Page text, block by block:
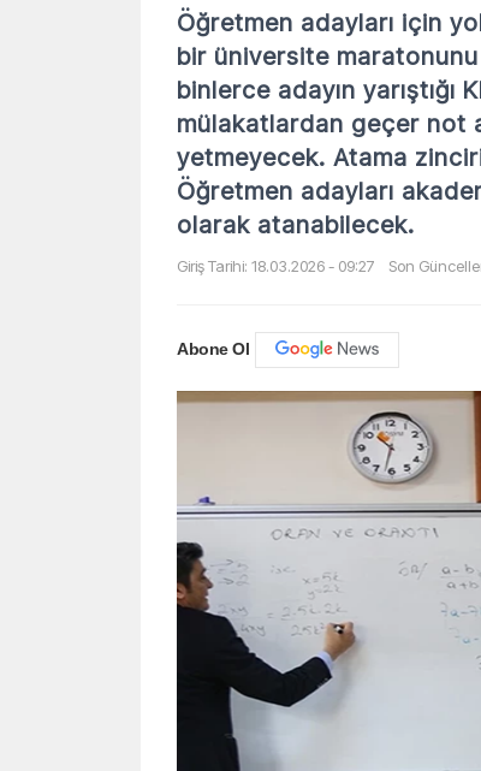
Öğretmen adayları için
bir üniversite
binlerce adayın
mülakatlardan geçer not
yetmeyecek. Atama
Öğretmen adayları
olarak atanabilecek.
Giriş Tarihi: 18.03.2026 - 09:27 Son
Abone Ol